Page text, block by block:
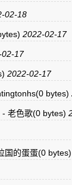
02-18
2022-02-17
17
2022-02-17
(0 bytes)
- 老色歌(0 bytes)
国的蛋蛋(0 bytes)